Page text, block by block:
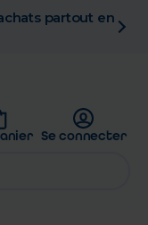
partout en
Se connecter